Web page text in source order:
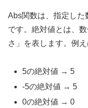
Abs関数は、指定し
です。絶対値とは、
さ」を表します。例
5の絶対値 → 5
-5の絶対値 → 5
0の絶対値 → 0